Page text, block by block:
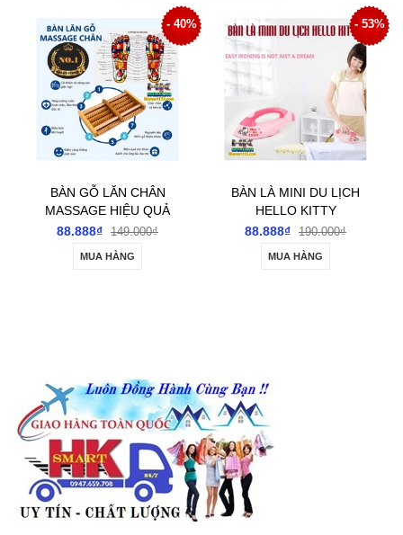
- 40%
BÀN GỖ LĂN CHÂN
MASSAGE HIỆU QUẢ
TỐT CHO SỨC KHỎE
88.888₫ 149.000₫
MUA HÀNG
- 53%
BÀN LÀ MINI DU LỊCH
HELLO KITTY
88.888₫ 190.000₫
MUA HÀNG